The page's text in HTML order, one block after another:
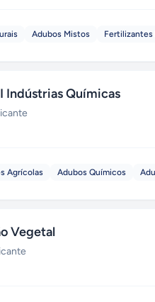
Adubos Mistos
Indústrias Químicas
Agrícolas Adubos Químicos
Vegetal